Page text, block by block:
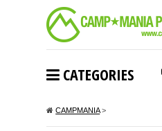
CATEGORIES
CAMPMANIA>